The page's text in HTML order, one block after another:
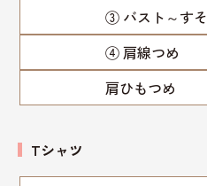
③ バスト～すそ
④ 肩線つめ
肩ひもつめ
Tシャツ